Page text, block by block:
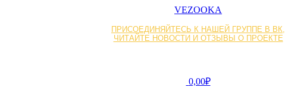
VEZOOKA
ПРИСОЕДИНЯЙТЕСЬ К НАШЕЙ ГРУППЕ В ВК,
ЧИТАЙТЕ НОВОСТИ И ОТЗЫВЫ О ПРОЕКТЕ
0,00₽